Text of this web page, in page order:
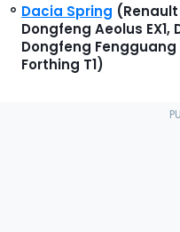
Dacia Spring
Dongfeng Aeolus EX1,
Dongfeng Fengguang
Forthing T1)